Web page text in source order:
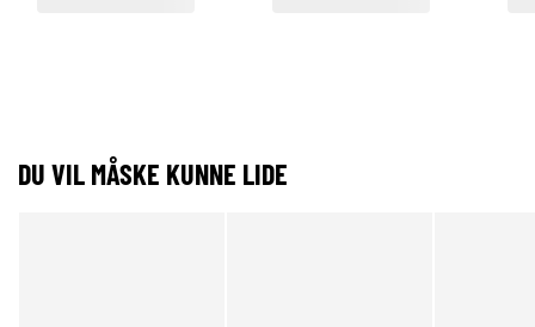
DU VIL MÅSKE KUNNE LIDE